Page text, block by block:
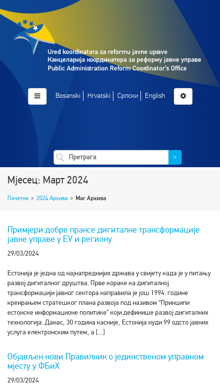
Bosanski Hrvatski Српски English
>
Мјесец: Март 2024
Почетна > 2024 Архива > Mar Архива
Примјери добре праксе дигиталне трансформације
јавне управе у ЕУ и региону
29/03/2024
Естонија је једна од најнапреднијих држава у свијету када је у питању
развој дигиталног друштва. Прве кораке ка дигиталној
трансформацији јавног сектора направила је још 1994. године
креирањем стратешког плана развоја под називом “Принципи
естонске информационе политике” који дефинише развој дигиталних
технологија. Данас, 30 година касније, Естонија нуди 99 одсто јавних
услуга електронским путем, а […]
Објављен нови Правилник о јединственом управном
мјесту у ФБиХ
29/03/2024